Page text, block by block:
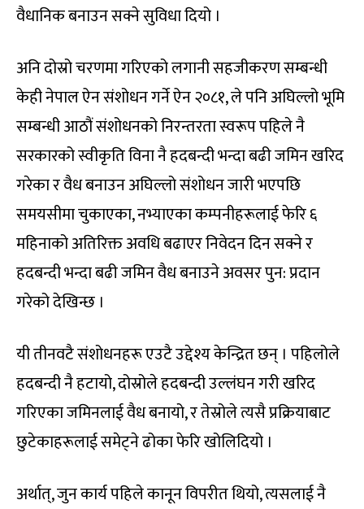
वैधानिक बनाउन सक्ने सुविधा दियो ।
अनि दोस्रो चरणमा गरिएको लगानी सहजीकरण सम्बन्धी
केही नेपाल ऐन संशोधन गर्ने ऐन २०८१, ले पनि अघिल्लो भूमि
सम्बन्धी आठौं संशोधनको निरन्तरता स्वरूप पहिले नै
सरकारको स्वीकृति विना नै हदबन्दी भन्दा बढी जमिन खरिद
गरेका र वैध बनाउन अघिल्लो संशोधन जारी भएपछि
समयसीमा चुकाएका, नभ्याएका कम्पनीहरूलाई फेरि ६
महिनाको अतिरिक्त अवधि बढाएर निवेदन दिन सक्ने र
हदबन्दी भन्दा बढी जमिन वैध बनाउने अवसर पुन: प्रदान
गरेको देखिन्छ ।
यी तीनवटै संशोधनहरू एउटै उद्देश्य केन्द्रित छन् । पहिलोले
हदबन्दी नै हटायो, दोस्रोले हदबन्दी उल्लंघन गरी खरिद
गरिएका जमिनलाई वैध बनायो, र तेस्रोले त्यसै प्रक्रियाबाट
छुटेकाहरूलाई समेट्ने ढोका फेरि खोलिदियो ।
अर्थात्, जुन कार्य पहिले कानून विपरीत थियो, त्यसलाई नै